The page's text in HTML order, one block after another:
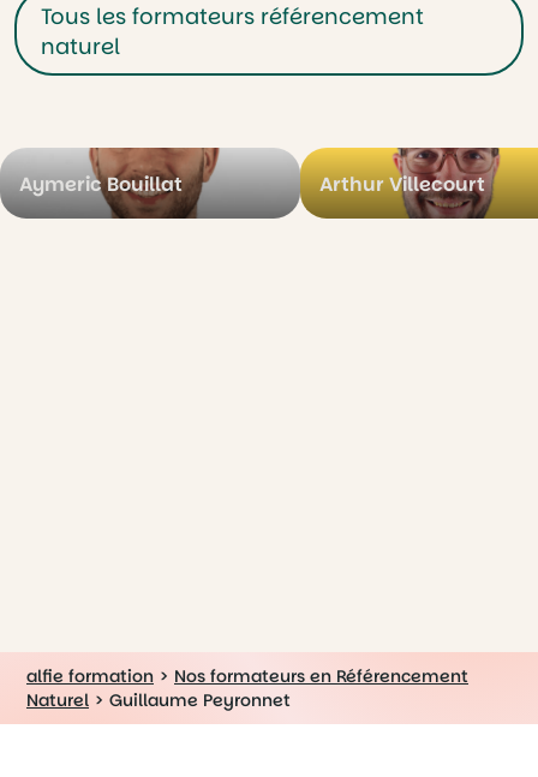
Tous les formateurs référencement
naturel
Aymeric Bouillat Arthur Villecourt
alfie formation > Nos formateurs en Référencement
Naturel > Guillaume Peyronnet